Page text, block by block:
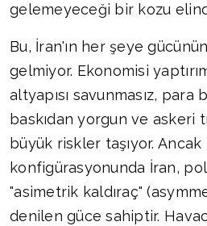
gelemeyeceği bir kozu
Bu, İran'ın her şeye
gelmiyor. Ekonomisi
altyapısı savunmasız, para
baskıdan yorgun ve askeri
büyük riskler taşıyor.
konfigürasyonunda İran,
"asimetrik kaldıraç"
denilen güce sahiptir.